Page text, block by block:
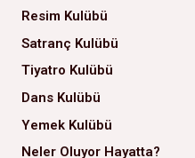
Resim Kulübü
Satranç Kulübü
Tiyatro Kulübü
Dans Kulübü
Yemek Kulübü
Neler Oluyor Hayatta?